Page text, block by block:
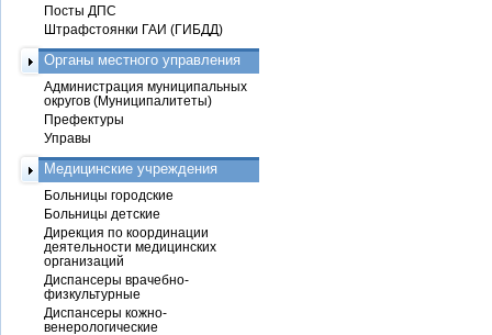
Посты ДПС
Штрафстоянки ГАИ (ГИБДД)
Органы местного управления
Администрация муниципальных
округов (Муниципалитеты)
Префектуры
Управы
Медицинские учреждения
Больницы городские
Больницы детские
Дирекция по координации
деятельности медицинских
организаций
Диспансеры врачебно-
физкультурные
Диспансеры кожно-
венерологические